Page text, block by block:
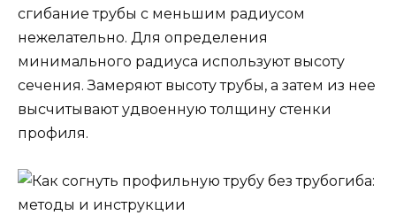
сгибание трубы с меньшим радиусом
нежелательно. Для определения
минимального радиуса используют высоту
сечения. Замеряют высоту трубы, а затем из нее
высчитывают удвоенную толщину стенки
профиля.